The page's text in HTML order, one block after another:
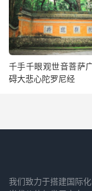
千手千眼观世音菩萨
碍大悲心陀罗尼经
我们致力于搭建国际